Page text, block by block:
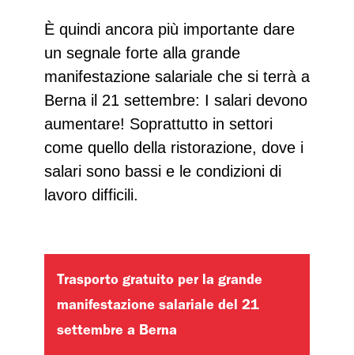
È quindi ancora più importante dare
un segnale forte alla grande
manifestazione salariale che si terrà a
Berna il 21 settembre: I salari devono
aumentare! Soprattutto in settori
come quello della ristorazione, dove i
salari sono bassi e le condizioni di
lavoro difficili.
Trasporto gratuito per la grande
manifestazione salariale del 21
settembre a Berna